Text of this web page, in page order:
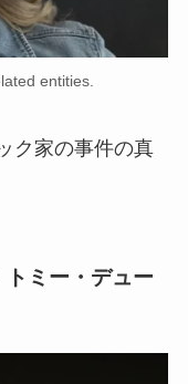
entities.
ク家の事件の真
ミー・デュー